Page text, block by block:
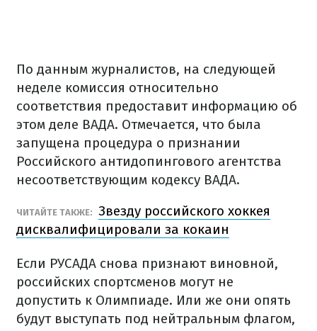
По данным журналистов, на следующей
неделе комиссия относительно
соответствия предоставит информацию об
этом деле ВАДА. Отмечается, что была
запущена процедура о признании
Российского антидопингового агентства
несоответствующим кодексу ВАДА.
ЧИТАЙТЕ ТАКЖЕ: Звезду российского хоккея
дисквалифицировали за кокаин
Если РУСАДА снова признают виновной,
российских спортсменов могут не
допустить к Олимпиаде. Или же они опять
будут выступать под нейтральным флагом,